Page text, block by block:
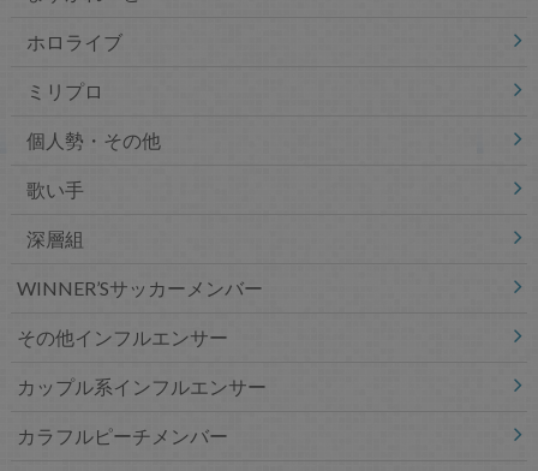
ホロライブ
ミリプロ
個人勢・その他
歌い手
深層組
WINNER’Sサッカーメンバー
その他インフルエンサー
カップル系インフルエンサー
カラフルピーチメンバー